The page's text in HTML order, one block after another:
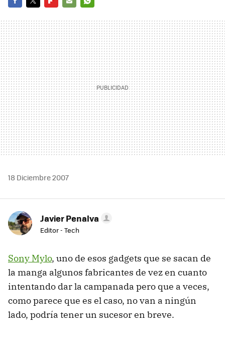
MAIL
18 Diciembre 2007
Javier Penalva
Editor - Tech
Sony Mylo, uno de esos gadgets que se sacan de
la manga algunos fabricantes de vez en cuanto
intentando dar la campanada pero que a veces,
como parece que es el caso, no van a ningún
lado, podría tener un sucesor en breve.